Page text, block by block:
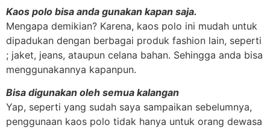
Kaos polo bisa anda gunakan kapan saja.
Mengapa demikian? Karena, kaos polo ini mudah untuk
dipadukan dengan berbagai produk fashion lain, seperti
; jaket, jeans, ataupun celana bahan. Sehingga anda bisa
menggunakannya kapanpun.
Bisa digunakan oleh semua kalangan
Yap, seperti yang sudah saya sampaikan sebelumnya,
penggunaan kaos polo tidak hanya untuk orang dewasa